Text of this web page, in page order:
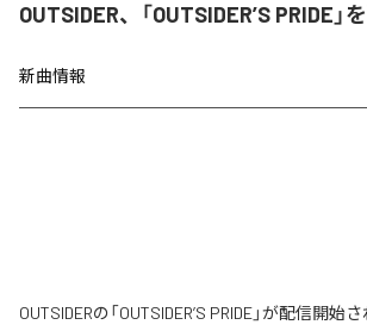
OUTSIDER、「OUTSIDER’S PRIDE」
新曲情報
OUTSIDERの「OUTSIDER’S PRIDE」が配信開